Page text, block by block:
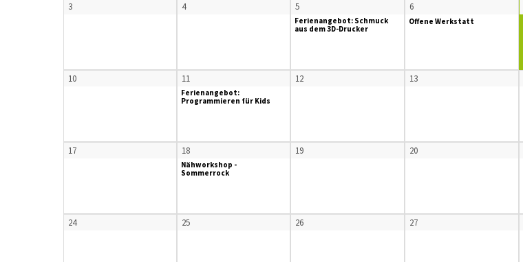
3 4 5
Ferienangebot: Schmuck
aus dem 3D-Drucker
6
Offene Werkstatt
10 11
Ferienangebot:
Programmieren für Kids
12 13
17 18
Nähworkshop -
Sommerrock
19 20
24 25 26 27